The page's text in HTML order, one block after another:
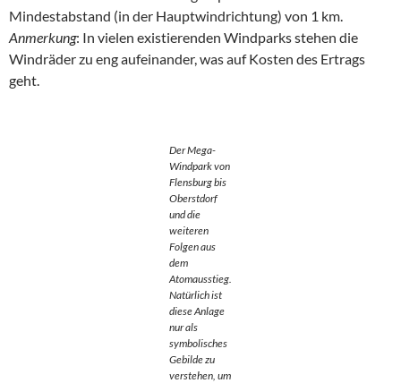
Mindestabstand (in der Hauptwindrichtung) von 1 km.
Anmerkung: In vielen existierenden Windparks stehen die
Windräder zu eng aufeinander, was auf Kosten des Ertrags
geht.
Der Mega-
Windpark von
Flensburg bis
Oberstdorf
und die
weiteren
Folgen aus
dem
Atomausstieg.
Natürlich ist
diese Anlage
nur als
symbolisches
Gebilde zu
verstehen, um